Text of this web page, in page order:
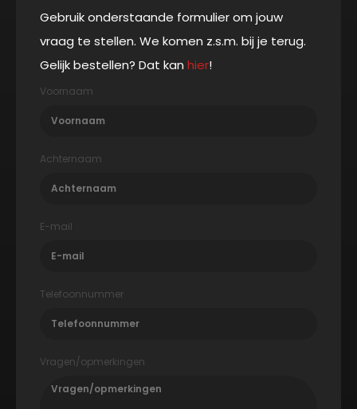
Gebruik onderstaande formulier om jouw
vraag te stellen. We komen z.s.m. bij je terug.
Gelijk bestellen? Dat kan hier!
Voornaam
Achternaam
E-mail
Telefoonnummer
Vragen/opmerkingen